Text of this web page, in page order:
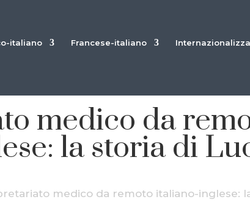
italiano Francese-italiano
medico da
la storia di
medico da remoto italiano-inglese: